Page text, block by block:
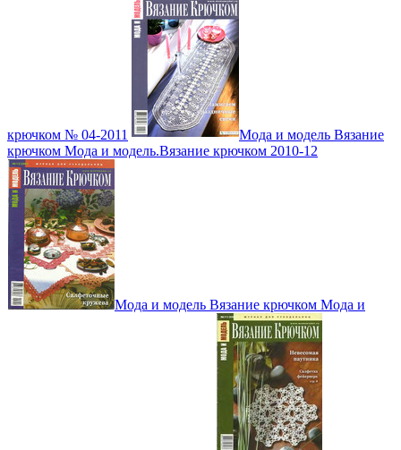
крючком № 04-2011
Мода и модель Вязание
крючком Мода и модель.Вязание крючком 2010-12
Мода и модель Вязание крючком Мода и